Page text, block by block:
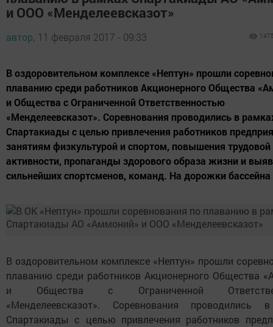
и ООО «Менделеевсказот»
автор, 11 февраля 2017 - 09:33
В оздоровительном комплексе «Нептун» прошли
плаванию среди работников Акционерного Общества
и Общества с Ограниченной Ответственностью
«Менделеевсказот». Соревнования проводились в
Спартакиады с целью привлечения работников
занятиям физкультурой и спортом, повышения трудовой
активности, пропаганды здорового образа жизни и
сильнейших спортсменов, команд. На дорожки
В оздоровительном комплексе «Нептун» прошли
плаванию среди работников Акционерного Общества
и Общества с Ограниченной
«Менделеевсказот». Соревнования проводились
Спартакиады с целью привлечения работников